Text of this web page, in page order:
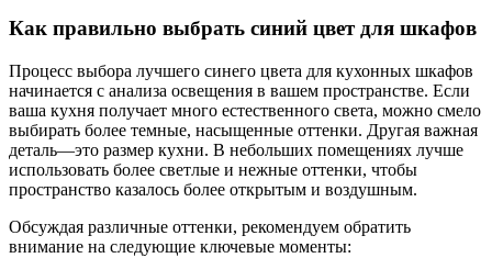
Как правильно выбрать синий цвет для шкафов
Процесс выбора лучшего синего цвета для кухонных шкафов
начинается с анализа освещения в вашем пространстве. Если
ваша кухня получает много естественного света, можно смело
выбирать более темные, насыщенные оттенки. Другая важная
деталь—это размер кухни. В небольших помещениях лучше
использовать более светлые и нежные оттенки, чтобы
пространство казалось более открытым и воздушным.
Обсуждая различные оттенки, рекомендуем обратить
внимание на следующие ключевые моменты: